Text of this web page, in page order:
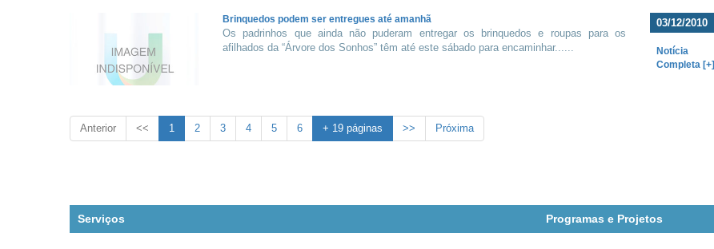
Brinquedos podem ser entregues até amanhã
Os padrinhos que ainda não puderam entregar os brinquedos e roupas para os
afilhados da “Árvore dos Sonhos” têm até este sábado para encaminhar......
03/12/2010
Notícia
Completa [+]
Anterior << 1 2 3 4 5 6 + 19 páginas >> Próxima
Serviços Programas e Projetos